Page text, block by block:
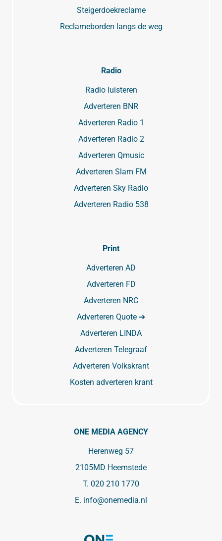
Steigerdoekreclame
Reclameborden langs de weg
Radio
Radio luisteren
Adverteren BNR
Adverteren Radio 1
Adverteren Radio 2
Adverteren Qmusic
Adverteren Slam FM
Adverteren Sky Radio
Adverteren Radio 538
Print
Adverteren AD
Adverteren FD
Adverteren NRC
Adverteren Quote ➔
Adverteren LINDA
Adverteren Telegraaf
Adverteren Volkskrant
Kosten adverteren krant
ONE MEDIA AGENCY
Herenweg 57
2105MD Heemstede
T. 020 210 1770
E. info@onemedia.nl